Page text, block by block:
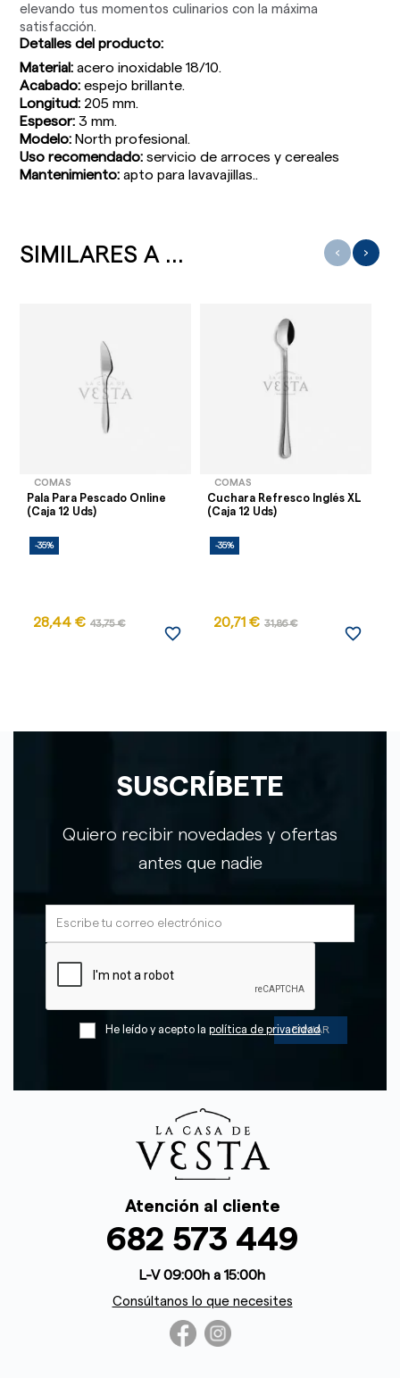
elevando tus momentos culinarios con la máxima
satisfacción.
Detalles del producto:
Material: acero inoxidable 18/10.
Acabado: espejo brillante.
Longitud: 205 mm.
Espesor: 3 mm.
Modelo: North profesional.
Uso recomendado: servicio de arroces y cereales
Mantenimiento: apto para lavavajillas..
SIMILARES A ...
COMAS
Pala Para Pescado Online
(Caja 12 Uds)
-35%
28,44 € 43,75 €
favorite_border
COMAS
Cuchara Refresco Inglés XL
(Caja 12 Uds)
-35%
20,71 € 31,86 €
favorite_border
‹ ›
SUSCRÍBETE
Quiero recibir novedades y ofertas
antes que nadie
He leído y acepto la política de privacidad
Atención al cliente
682 573 449
L-V 09:00h a 15:00h
Consúltanos lo que necesites